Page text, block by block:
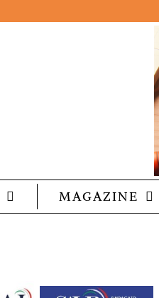
MAGAZINE